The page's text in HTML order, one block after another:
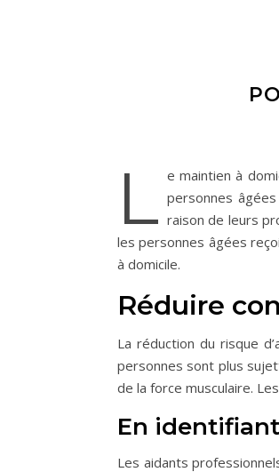
L e maintien à
personnes
raison de leurs
les personnes âgées
à domicile.
Réduire
La réduction du risque
personnes sont plus
de la force musculaire.
En
Les aidants